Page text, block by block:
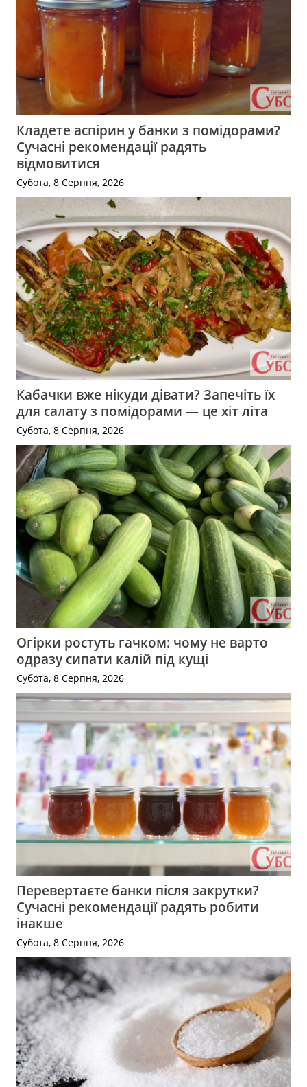
Кладете аспірин у банки з помідорами?
Сучасні рекомендації радять
відмовитися
Субота, 8 Серпня, 2026
Кабачки вже нікуди дівати? Запечіть їх
для салату з помідорами — це хіт літа
Субота, 8 Серпня, 2026
Огірки ростуть гачком: чому не варто
одразу сипати калій під кущі
Субота, 8 Серпня, 2026
Перевертаєте банки після закрутки?
Сучасні рекомендації радять робити
інакше
Субота, 8 Серпня, 2026